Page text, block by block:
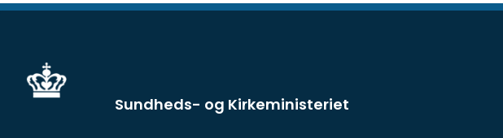
Sundheds- og Kirkeministeriet